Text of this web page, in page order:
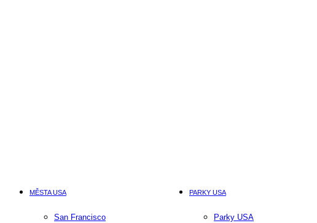
MĚSTA USA
San Francisco
PARKY USA
Parky USA